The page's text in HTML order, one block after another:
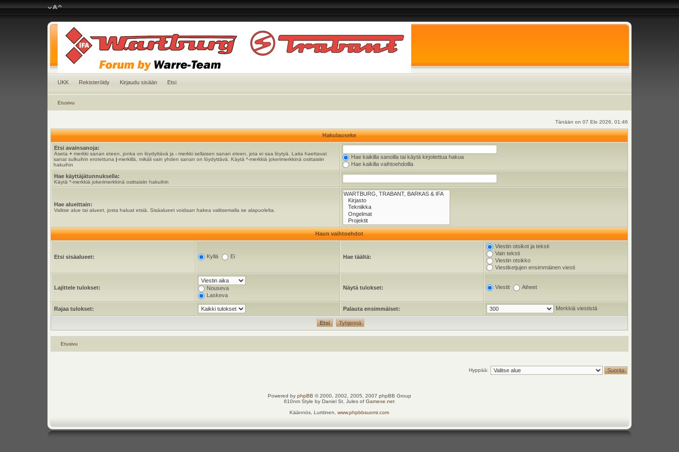
UKK Rekisteröidy Kirjaudu sisään Etsi
Etusivu
Tänään on 07 Elo 2026, 01:46
Hakulauseke
Etsi avainsanoja:
Aseta+ merkki sanan eteen, jonka on löydyttävä ja- merkki sellaisen sanan eteen, jota ei saa löytyä. Laita haettavat
sanat sulkuihin erotettuna|-merkillä, mikäli vain yhden sanan on löydyttävä. Käytä *-merkkiä jokerimerkkinä osittaisiin
hakuihin
Hae kaikilla sanoilla tai käytä kirjoitettua hakua
Hae kaikilla vaihtoehdoilla
Hae käyttäjätunnuksella:
Käytä *-merkkiä jokerimerkkinä osittaisiin hakuihin
Hae alueittain:
Valitse alue tai alueet, josta haluat etsiä. Sisäalueet voidaan hakea valitsemalla se alapuolelta.
Haun vaihtoehdot
Etsi sisäalueet: Kyllä Ei Hae täältä:
Viestin otsikot ja teksti
Vain teksti
Viestin otsikko
Viestiketjujen ensimmäinen viesti
Lajittele tulokset:
Nouseva
Laskeva
Näytä tulokset: Viestit Aiheet
Rajaa tulokset: Palauta ensimmäiset: Merkkiä viestistä
Etusivu
Hyppää:
Powered by phpBB © 2000, 2002, 2005, 2007 phpBB Group
610nm Style by Daniel St. Jules ofGamexe.net
Käännös, Lurttinen,www.phpbbsuomi.com